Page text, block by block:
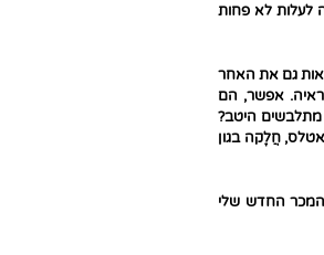
לעלות לא פחות
גם את האחר
ראיה. אפשר, הם
מתלבשים היטב?
חֲלָקה בגון
המכר החדש שלי